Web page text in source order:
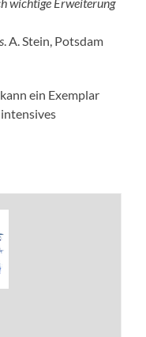
. A. Stein, Potsdam
ein Exemplar